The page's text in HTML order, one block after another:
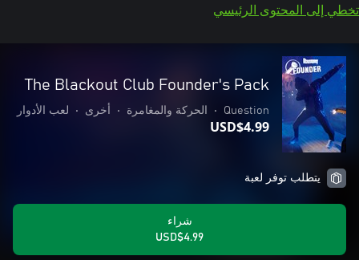
تخطي إلى المحتوى الرئيسي
The Blackout Club Founder's Pack
Question
• الحركة والمغامرة • أخرى • لعب الأدوار
USD$4.99
يتطلب توفر لعبة
شراء
USD$4.99